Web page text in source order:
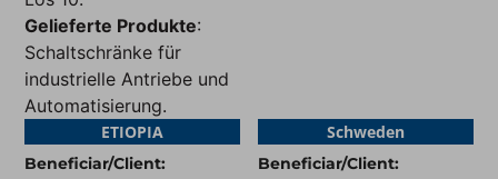
Gelieferte Produkte:
Schaltschränke für
industrielle Antriebe und
Automatisierung.
ETIOPIA​
Beneficiar/Client:
Schweden
Beneficiar/Client: